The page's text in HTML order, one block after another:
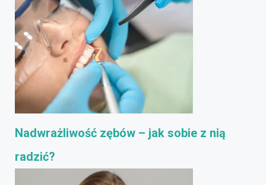
Nadwrażliwość zębów – jak sobie z nią
radzić?